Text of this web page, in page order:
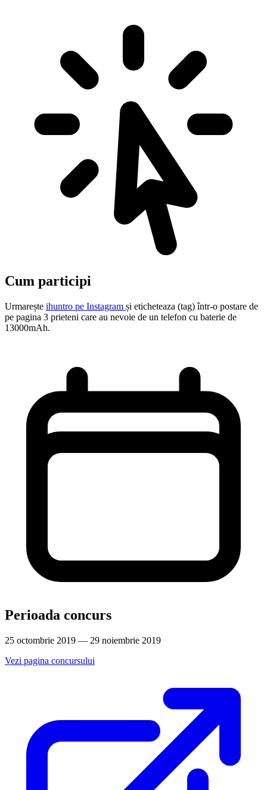
Cum participi
Urmarește ihuntro pe Instagram și eticheteaza (tag) într-o postare de
pe pagina 3 prieteni care au nevoie de un telefon cu baterie de
13000mAh.
Perioada concurs
25 octombrie 2019 — 29 noiembrie 2019
Vezi pagina concursului